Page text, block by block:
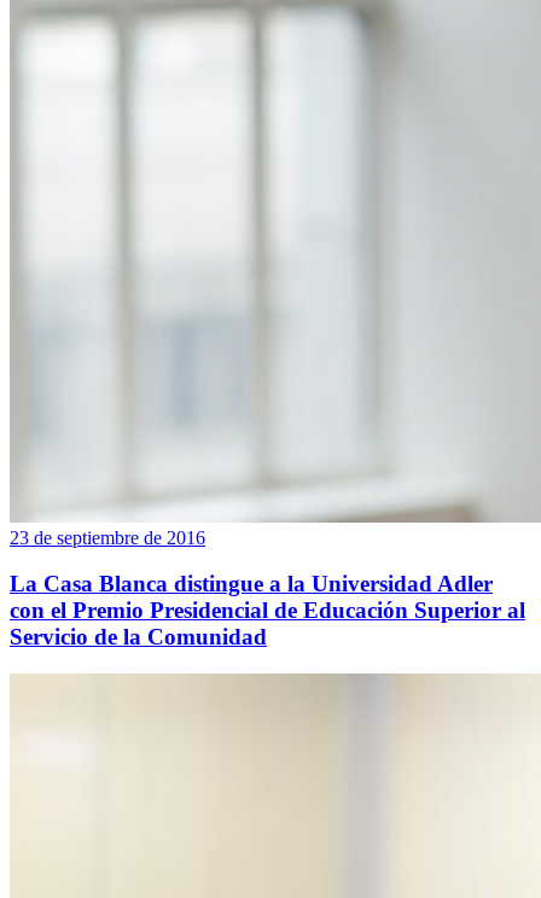
23 de septiembre de 2016
La Casa Blanca distingue a la Universidad Adler
con el Premio Presidencial de Educación Superior al
Servicio de la Comunidad